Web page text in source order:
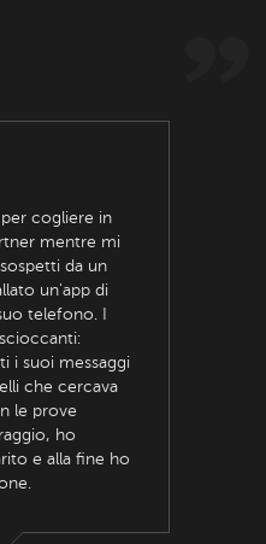
cogliere in
mentre mi
da un
un'app di
telefono. I
i suoi messaggi
che cercava
le prove
ho
e alla fine ho